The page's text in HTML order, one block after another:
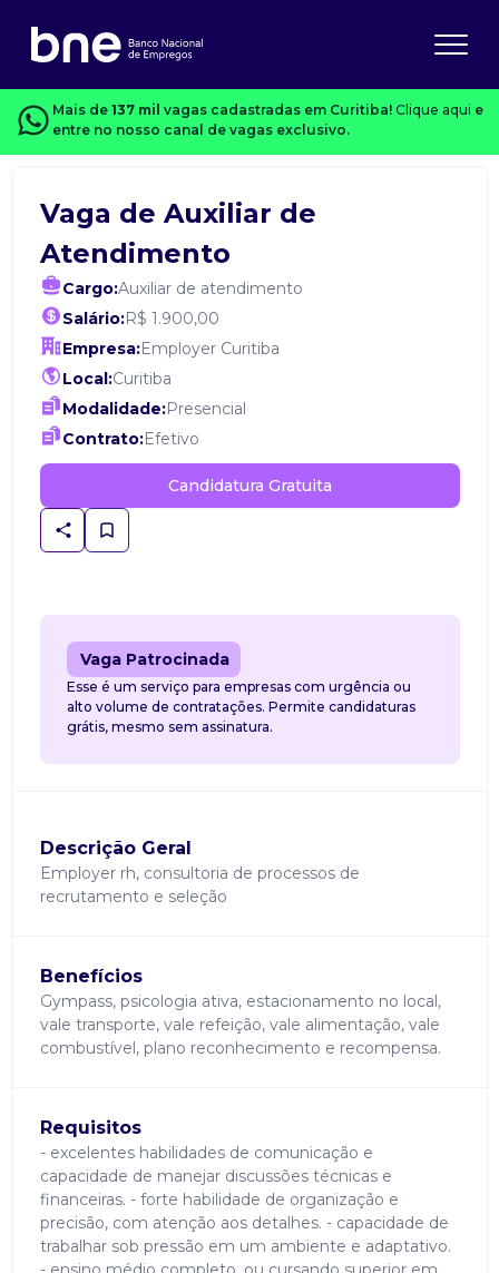
Mais de 137 mil vagas cadastradas em Curitiba! Clique aqui e
entre no nosso canal de vagas exclusivo.
Vaga de Auxiliar de
Atendimento
Cargo:Auxiliar de atendimento
Salário:R$ 1.900,00
Empresa:Employer Curitiba
Local:Curitiba
Modalidade:Presencial
Contrato:Efetivo
Candidatura Gratuita
Vaga Patrocinada
Esse é um serviço para empresas com urgência ou
alto volume de contratações. Permite candidaturas
grátis, mesmo sem assinatura.
Descrição Geral
Employer rh, consultoria de processos de
recrutamento e seleção
Benefícios
Gympass, psicologia ativa, estacionamento no local,
vale transporte, vale refeição, vale alimentação, vale
combustível, plano reconhecimento e recompensa.
Requisitos
- excelentes habilidades de comunicação e
capacidade de manejar discussões técnicas e
financeiras. - forte habilidade de organização e
precisão, com atenção aos detalhes. - capacidade de
trabalhar sob pressão em um ambiente e adaptativo.